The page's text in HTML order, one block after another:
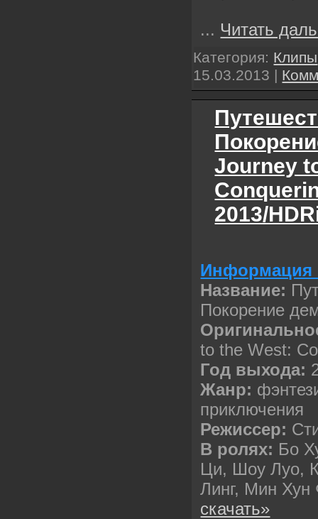
... Читать
Категория: Клипы
15.03.2013 |
Journey
2013/
Название:
Покорение
to the West:
Год выхода:
Жанр:
приключения
Режиссер:
В ролях: Бо
Ци, Шоу Луо,
Линг, Мин
скачать»